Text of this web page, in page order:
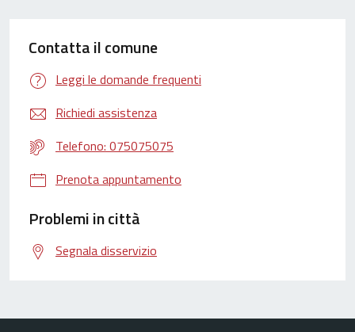
Contatta il comune
Leggi le domande frequenti
Richiedi assistenza
Telefono: 075075075
Prenota appuntamento
Problemi in città
Segnala disservizio